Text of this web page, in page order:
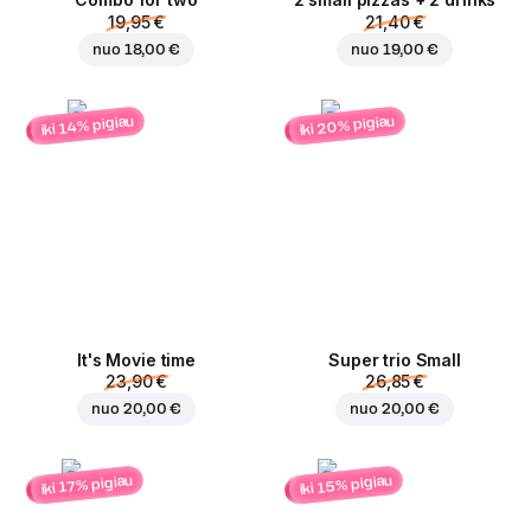
19,95 €
nuo 18,00 €
21,40 €
nuo 19,00 €
iki 14% pigiau
It's Movie time
23,90 €
nuo 20,00 €
iki 20% pigiau
Super trio Small
26,85 €
nuo 20,00 €
iki 17% pigiau iki 15% pigiau